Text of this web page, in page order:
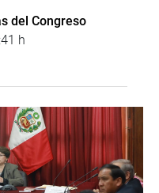
del Congreso
h